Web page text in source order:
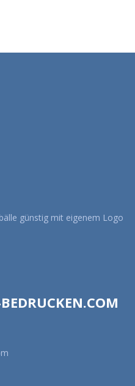
günstig mit eigenem Logo